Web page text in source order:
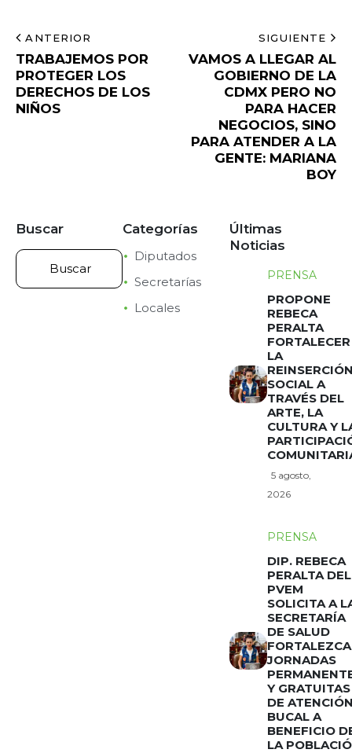
ANTERIOR
TRABAJEMOS POR
PROTEGER LOS
DERECHOS DE LOS
NIÑOS
SIGUIENTE
VAMOS A LLEGAR AL
GOBIERNO DE LA
CDMX PERO NO
PARA HACER
NEGOCIOS, SINO
PARA ATENDER A LA
GENTE: MARIANA
BOY
Buscar Categorías
Diputados
Secretarías
Locales
Últimas
Noticias
PRENSA
PROPONE
REBECA
PERALTA
FORTALECER
LA
SOCIAL A
TRAVÉS DEL
ARTE, LA
CULTURA Y
5 agosto,
2026
PRENSA
DIP. REBECA
PERALTA DEL
PVEM
SOLICITA A
SECRETARÍA
DE SALUD
FORTALEZCA
JORNADAS
Y GRATUITAS
DE
BUCAL A
BENEFICIO
LA